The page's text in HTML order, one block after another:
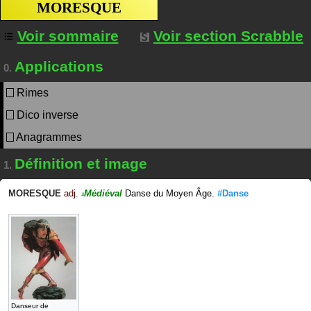
MORESQUE
Voir sommaire
Voir section Scrabble
0. Applications
Rimes
Dico inverse
Anagrammes
1. Définition et image
MORESQUE adj. #Médiéval Danse du Moyen Âge. #Danse
Danseur de